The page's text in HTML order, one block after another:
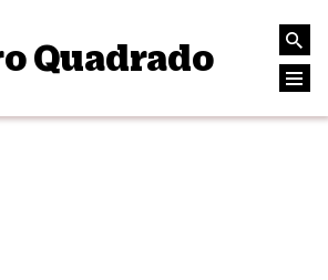
Quadrado